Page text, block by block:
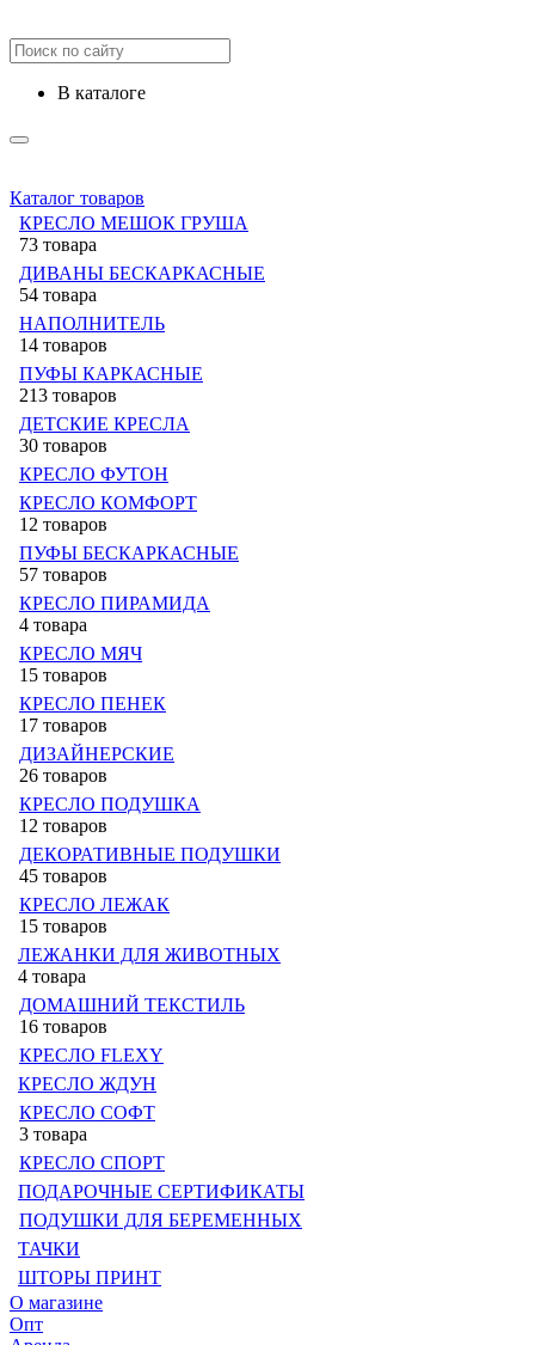
в каталоге
Каталог товаров
КРЕСЛО МЕШОК ГРУША
73 товара
ДИВАНЫ БЕСКАРКАСНЫЕ
54 товара
НАПОЛНИТЕЛЬ
14 товаров
ПУФЫ КАРКАСНЫЕ
213 товаров
ДЕТСКИЕ КРЕСЛА
30 товаров
КРЕСЛО ФУТОН
КРЕСЛО КОМФОРТ
12 товаров
ПУФЫ БЕСКАРКАСНЫЕ
57 товаров
КРЕСЛО ПИРАМИДА
4 товара
КРЕСЛО МЯЧ
15 товаров
КРЕСЛО ПЕНЕК
17 товаров
ДИЗАЙНЕРСКИЕ
26 товаров
КРЕСЛО ПОДУШКА
12 товаров
ДЕКОРАТИВНЫЕ ПОДУШКИ
45 товаров
КРЕСЛО ЛЕЖАК
15 товаров
ЛЕЖАНКИ ДЛЯ ЖИВОТНЫХ
4 товара
ДОМАШНИЙ ТЕКСТИЛЬ
16 товаров
КРЕСЛО FLEXY
КРЕСЛО ЖДУН
КРЕСЛО СОФТ
3 товара
КРЕСЛО СПОРТ
ПОДАРОЧНЫЕ СЕРТИФИКАТЫ
ПОДУШКИ ДЛЯ БЕРЕМЕННЫХ
ТАЧКИ
ШТОРЫ ПРИНТ
О магазине
Опт